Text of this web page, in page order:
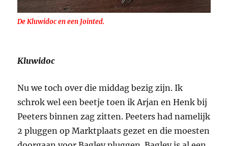
De Kluwidoc en een Jointed.
Kluwidoc
Nu we toch over die middag bezig zijn. Ik
schrok wel een beetje toen ik Arjan en Henk bij
Peeters binnen zag zitten. Peeters had namelijk
2 pluggen op Marktplaats gezet en die moesten